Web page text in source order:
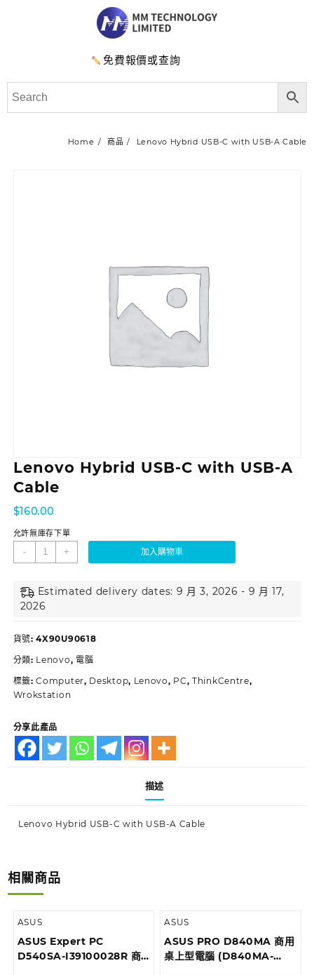
免費報價或查詢
Home 商品 Lenovo Hybrid USB-C with USB-A Cable
Lenovo Hybrid USB-C with USB-A
Cable
$160.00
允許無庫存下單
- + 加入購物車
Estimated delivery dates: 9 月 3, 2026 - 9 月 17,
2026
貨號:4X90U90618
分類: Lenovo, 電腦
標籤:Computer, Desktop, Lenovo, PC,ThinkCentre,
Wrokstation
分享此產品
描述
Lenovo Hybrid USB-C with USB-A Cable
相關商品
ASUS
ASUS Expert PC
D540SA-I39100028R 商
ASUS
ASUS PRO D840MA 商用
桌上型電腦 (D840MA-